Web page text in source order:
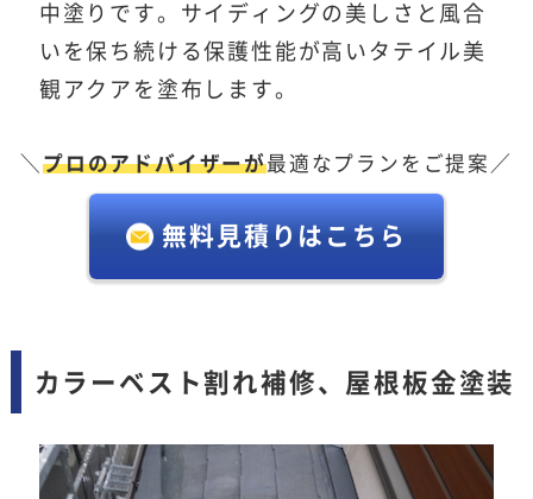
中塗りです。サイディングの美しさと風合
いを保ち続ける保護性能が高いタテイル美
観アクアを塗布します。
＼プロのアドバイザーが最適なプランをご提案／
無料見積りはこちら
カラーベスト割れ補修、屋根板金塗装